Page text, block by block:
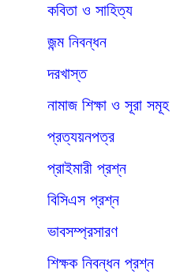
কবিতা ও সাহিত্য
জন্ম নিবন্ধন
দরখাস্ত
নামাজ শিক্ষা ও সূরা সমূহ
প্রত্যয়নপত্র
প্রাইমারী প্রশ্ন
বিসিএস প্রশ্ন
ভাবসম্প্রসারণ
শিক্ষক নিবন্ধন প্রশ্ন